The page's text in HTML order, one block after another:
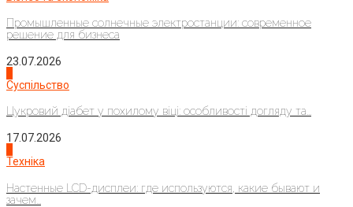
Промышленные солнечные электростанции: современное
решение для бизнеса
23.07.2026
Суспільство
Цукровий діабет у похилому віці: особливості догляду та...
17.07.2026
Техніка
Настенные LCD-дисплеи: где используются, какие бывают и
зачем...